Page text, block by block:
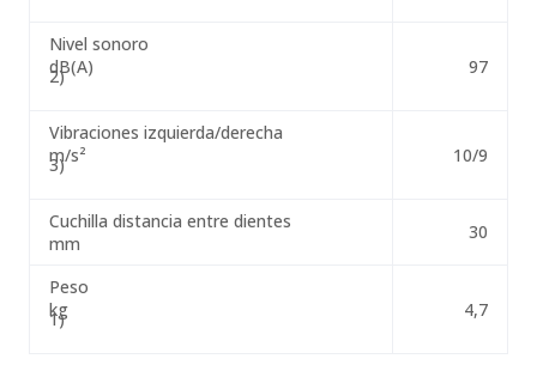
Nivel sonoro
dB(A)
2) 97
Vibraciones izquierda/derecha
m/s²
3) 10/9
Cuchilla distancia entre dientes
mm
30
Peso
kg
1) 4,7